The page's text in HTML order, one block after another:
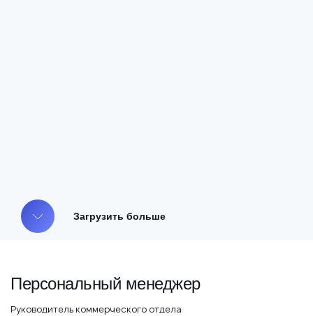
Загрузить больше
Персональный менеджер
Руководитель коммерческого отдела